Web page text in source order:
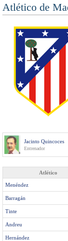
Atlético de
Jacinto Quincoces
Entrenador
Atlético
Menéndez
Barragán
Tinte
Andreu
Hernández